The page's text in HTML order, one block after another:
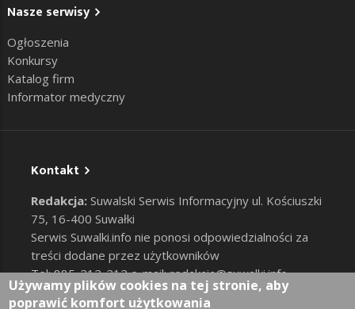
Nasze serwisy
Ogłoszenia
Konkursy
Katalog firm
Informator medyczny
Kontakt
Redakcja: Suwalski Serwis Informacyjny ul. Kościuszki
75, 16-400 Suwałki
Serwis Suwalki.info nie ponosi odpowiedzialności za
treści dodane przez użytkowników
Tel: 885-212-212 e-mail:redakcja@suwalki.info,
reklama@suwalki.info
Używamy plików cookies na tej stronie, aby
poprawić komfort użytkowania